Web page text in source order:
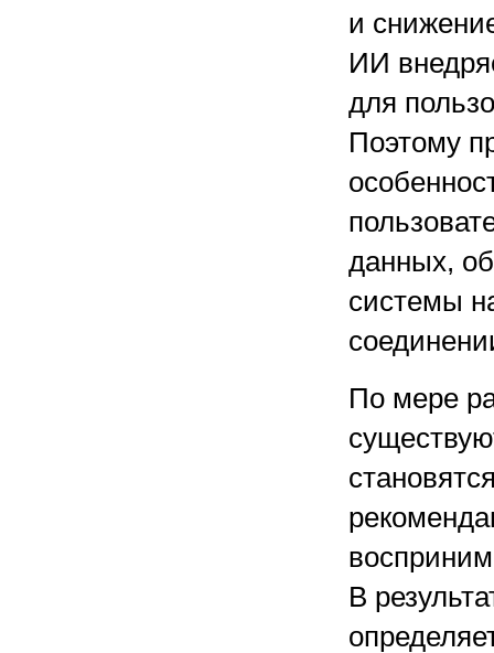
и
ИИ
для
Поэтому
данных,
системы
По мере
В